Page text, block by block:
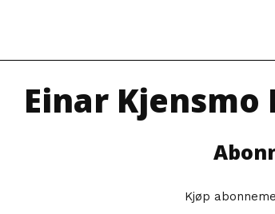
Einar Kjensmo
Kjøp